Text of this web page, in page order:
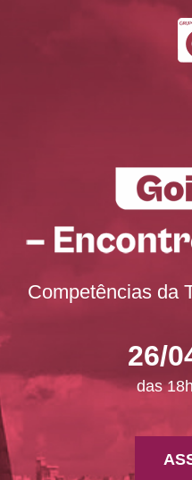
Competências da
26/
das